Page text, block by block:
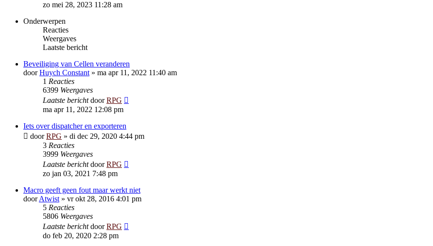
zo mei 28, 2023 11:28 am
Onderwerpen
Reacties
Weergaves
Laatste bericht
Beveiliging van Cellen veranderen
doorHuych Constant » ma apr 11, 2022 11:40 am
1 Reacties
6399 Weergaves
Laatste berichtdoorRPG
ma apr 11, 2022 12:08 pm
Iets over dispatcher en exporteren
doorRPG » di dec 29, 2020 4:44 pm
3 Reacties
3999 Weergaves
Laatste berichtdoorRPG
zo jan 03, 2021 7:48 pm
Macro geeft geen fout maar werkt niet
doorAtwist » vr okt 28, 2016 4:01 pm
5 Reacties
5806 Weergaves
Laatste berichtdoorRPG
do feb 20, 2020 2:28 pm